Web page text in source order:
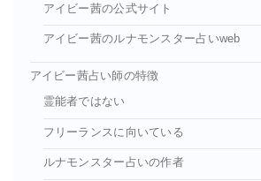
アイビー茜の公式サイト
アイビー茜のルナモンスター占いweb
アイビー茜占い師の特徴
霊能者ではない
フリーランスに向いている
ルナモンスター占いの作者